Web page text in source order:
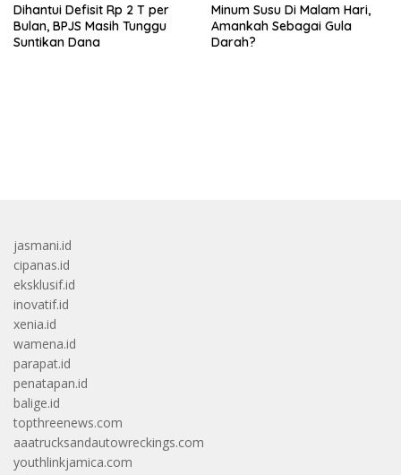
Dihantui Defisit Rp 2 T per
Bulan, BPJS Masih Tunggu
Suntikan Dana
Minum Susu Di Malam Hari,
Amankah Sebagai Gula
Darah?
jasmani.id
cipanas.id
eksklusif.id
inovatif.id
xenia.id
wamena.id
parapat.id
penatapan.id
balige.id
topthreenews.com
aaatrucksandautowreckings.com
youthlinkjamica.com